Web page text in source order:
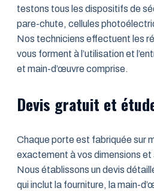
testons tous les dispositifs de
pare-chute, cellules
Nos techniciens effectuent les
vous forment à l’utilisation et
et main-d’œuvre comprise.
Devis gratuit et
Chaque porte est fabriquée sur
exactement à vos dimensions
Nous établissons un devis
qui inclut la fourniture, la main-